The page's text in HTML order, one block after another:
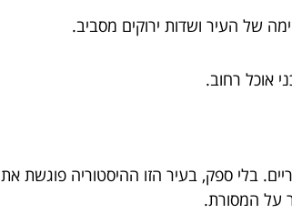
של העיר ושדות ירוקים מסביב.
אוכל רחוב.
בלי ספק, בעיר הזו ההיסטוריה פוגשת את
על המסורת.